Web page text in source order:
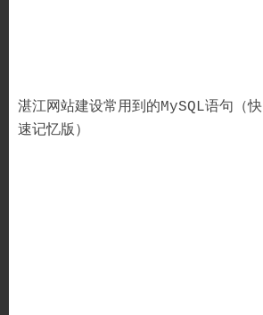
湛江网站建设常用到的MySQL语句（快
速记忆版）